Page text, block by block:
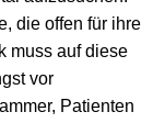
die offen für ihre
muss auf diese
vor
Patienten